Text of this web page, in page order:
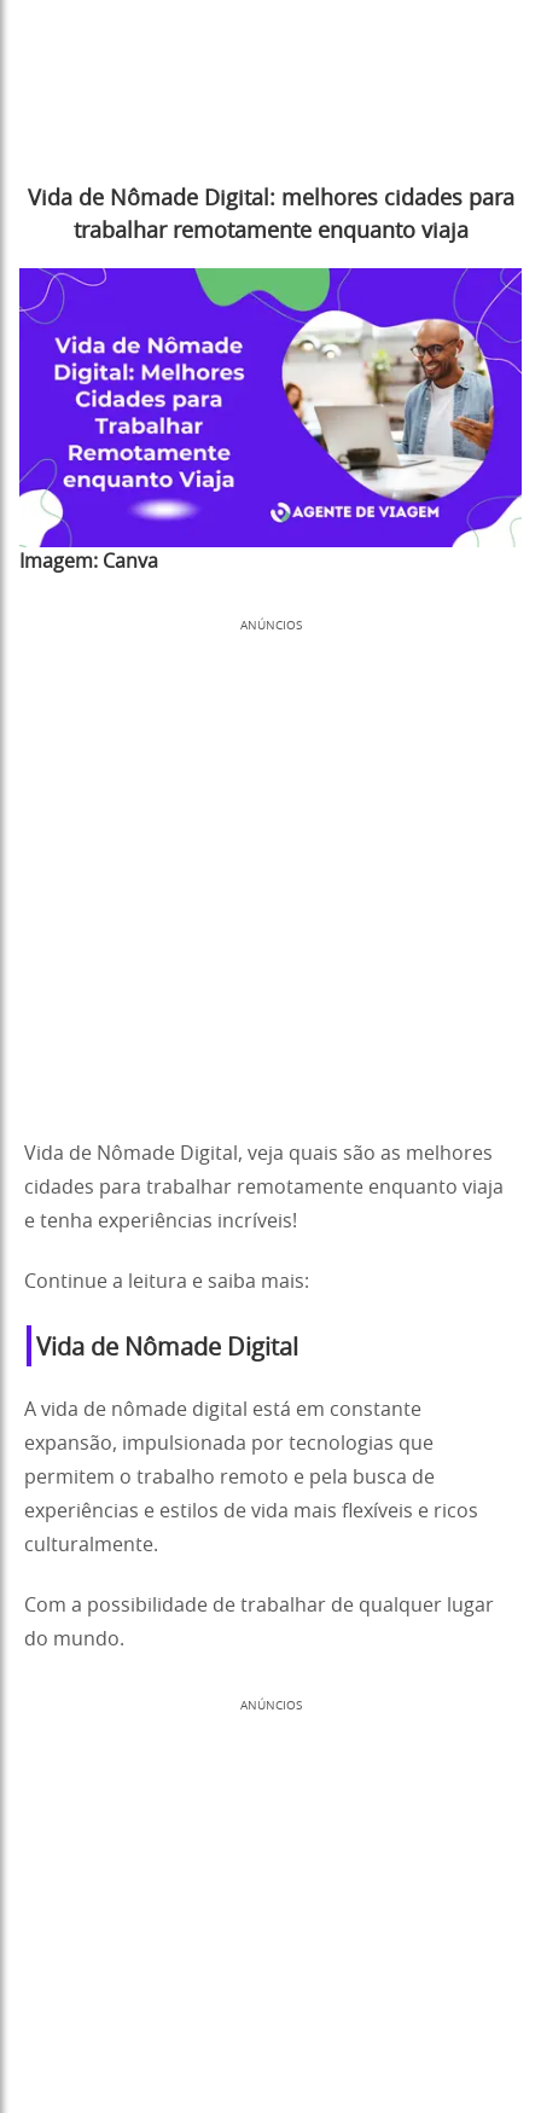
Vida de Nômade Digital: melhores cidades para
trabalhar remotamente enquanto viaja
Imagem: Canva
ANÚNCIOS
Vida de Nômade Digital, veja quais são as melhores
cidades para trabalhar remotamente enquanto viaja
e tenha experiências incríveis!
Continue a leitura e saiba mais:
Vida de Nômade Digital
A vida de nômade digital está em constante
expansão, impulsionada por tecnologias que
permitem o trabalho remoto e pela busca de
experiências e estilos de vida mais flexíveis e ricos
culturalmente.
Com a possibilidade de trabalhar de qualquer lugar
do mundo.
ANÚNCIOS